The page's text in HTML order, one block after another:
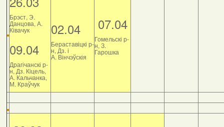
Брэст, Э.
Данцова, А.
Ківачук
09.04
Драгічанскі р-
н, Дз. Кіцель,
А. Кальчанка,
М. Краўчук
02.04
Бераставіцкі р-
н, Дз. і
А. Вінчэўскія
07.04
Гомельскі р-
н, З.
Гарошка